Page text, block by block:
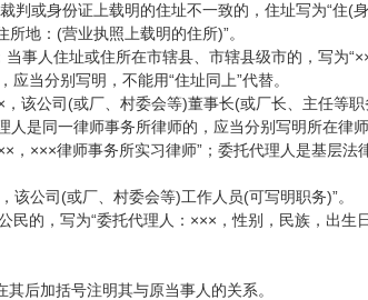
判或身份证上载明的住址不一致的，住址写为“住(
地：(营业执照上载明的住所)”。
事人住址或住所在市辖县、市辖县级市的，写为
当分别写明，不能用“住址同上”代替。
该公司(或厂、村委会等)董事长(或厂长、主任等职
是同一律师事务所律师的，应当分别写明所在律
，×××律师事务所实习律师”；委托代理人是基层法
公司(或厂、村委会等)工作人员(可写明职务)”。
的，写为“委托代理人：×××，性别，民族，出生
后加括号注明其与原当事人的关系。